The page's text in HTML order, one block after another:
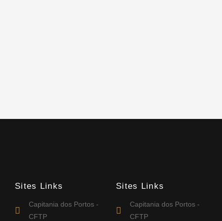
Sites Links
Capitania dos Portos -
CFTP
Sites Links
Capitania dos Portos -
CFTP